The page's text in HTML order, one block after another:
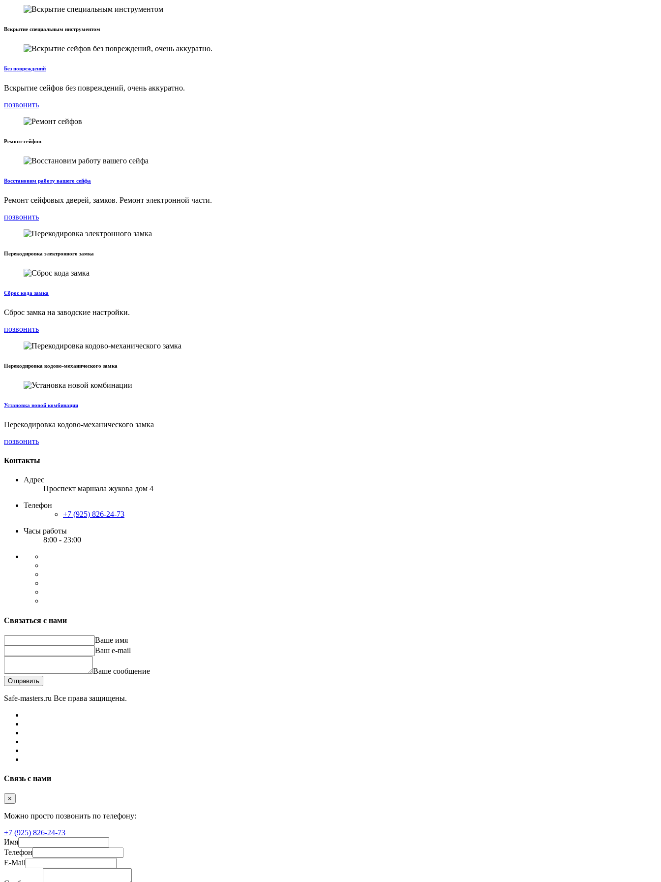
Вскрытие специальным инструментом
Без повреждений
Вскрытие сейфов без повреждений, очень аккуратно.
позвонить
Ремонт сейфов
Восстановим работу вашего сейфа
Ремонт сейфовых дверей, замков. Ремонт электронной части.
позвонить
Перекодировка электронного замка
Сброс кода замка
Сброс замка на заводские настройки.
позвонить
Перекодировка кодово-механического замка
Установка новой комбинации
Перекодировка кодово-механического замка
позвонить
Контакты
Адрес
Проспект маршала жукова дом 4
Телефон
+7 (925) 826-24-73
Часы работы
8:00 - 23:00
Связаться с нами
Ваше имя
Ваш e-mail
Ваше сообщение
Отправить
Safe-masters.ru Все права защищены.
Связь с нами
×
Можно просто позвонить по телефону:
+7 (925) 826-24-73
Имя
Телефон
E-Mail